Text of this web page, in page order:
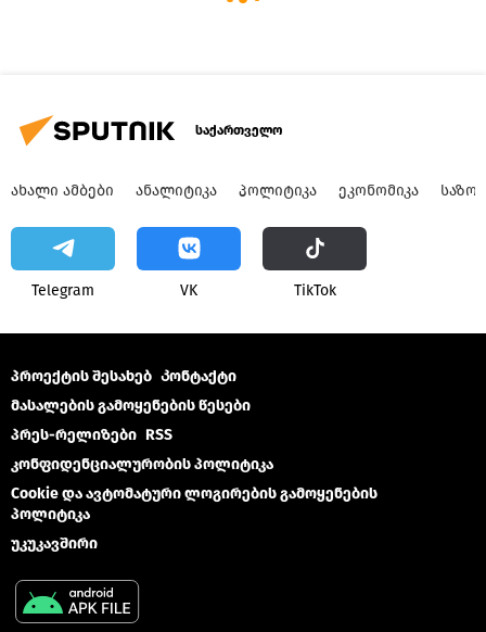
საქართველო
ᲐᲮᲐᲚᲘ ᲐᲛᲑᲔᲑᲘ ᲐᲜᲐᲚᲘᲢᲘᲙᲐ ᲞᲝᲚᲘᲢᲘᲙᲐ ᲔᲙᲝᲜᲝᲛᲘᲙᲐ
Telegram VK ТikТоk
პროექტის შესახებ Კონტაქტი
მასალების გამოყენების წესები
პრეს-რელიზები RSS
კონფიდენციალურობის პოლიტიკა
Cookie და ავტომატური ლოგირების გამოყენების
პოლიტიკა
უკუკავშირი